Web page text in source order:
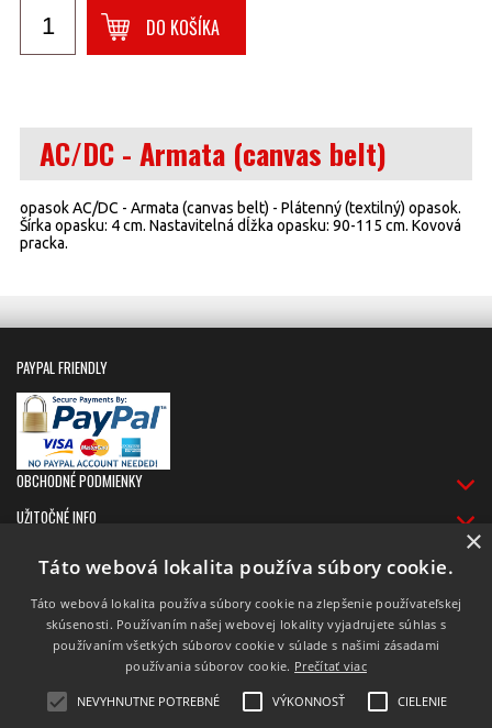
DO KOŠÍKA
AC/DC - Armata (canvas belt)
opasok AC/DC - Armata (canvas belt) - Plátenný (textilný) opasok.
Šírka opasku: 4 cm. Nastavitelná dĺžka opasku: 90-115 cm. Kovová
pracka.
PAYPAL FRIENDLY
OBCHODNÉ PODMIENKY
UŽITOČNÉ INFO
×
Táto webová lokalita používa súbory cookie.
Táto webová lokalita používa súbory cookie na zlepšenie používateľskej
skúsenosti. Používaním našej webovej lokality vyjadrujete súhlas s
používaním všetkých súborov cookie v súlade s našimi zásadami
používania súborov cookie. Prečítať viac
NEVYHNUTNE POTREBNÉ VÝKONNOSŤ CIELENIE